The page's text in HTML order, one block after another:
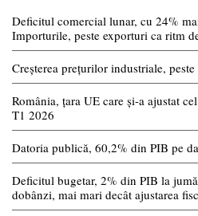
Deficitul comercial lunar, cu 24%
Importurile, peste exporturi ca ritm
Creșterea prețurilor industriale,
România, țara UE care și-a ajustat
T1 2026
Datoria publică, 60,2% din PIB pe
Deficitul bugetar, 2% din PIB la
dobânzi, mai mari decât ajustarea